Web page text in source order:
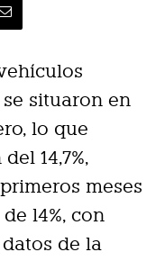
situaron en
lo que
14,7%,
meses
l4%, con
datos de la